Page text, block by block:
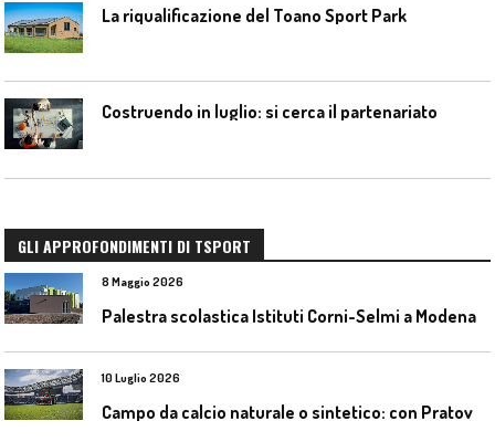
La riqualificazione del Toano Sport Park
Costruendo in luglio: si cerca il partenariato
GLI APPROFONDIMENTI DI TSPORT
8 Maggio 2026
Palestra scolastica Istituti Corni-Selmi a Modena
10 Luglio 2026